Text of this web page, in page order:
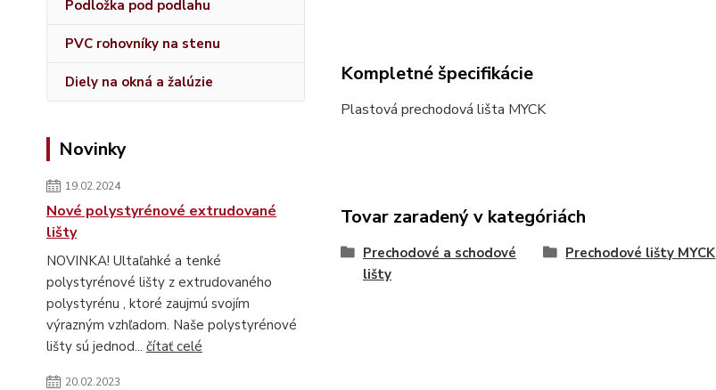
Podložka pod podlahu
PVC rohovníky na stenu
Diely na okná a žalúzie
Novinky
19.02.2024
Nové polystyrénové extrudované
lišty
NOVINKA! Ultaľahké a tenké
polystyrénové lišty z extrudovaného
polystyrénu , ktoré zaujmú svojím
výrazným vzhľadom. Naše polystyrénové
lišty sú jednod... čítať celé
20.02.2023
Kompletné špecifikácie
Plastová prechodová lišta MYCK
Tovar zaradený v kategóriách
Prechodové a schodové
lišty
Prechodové lišty MYCK